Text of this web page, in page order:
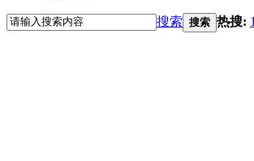
搜索 搜索 热搜: